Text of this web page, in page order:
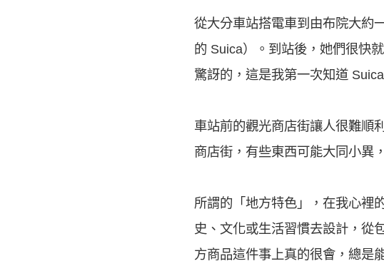
從大分車站搭電車到由布院大約
的 Suica）。到站後，她們很快
驚訝的，這是我第一次知道
車站前的觀光商店街讓人很難順
商店街，有些東西可能大同小異
所謂的「地方特色」，在我心裡
史、文化或生活習慣去設計，從
方商品這件事上真的很會，總是